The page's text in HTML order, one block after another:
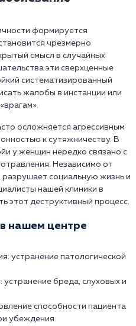
формируется
чрезмерно
смысл в случайных
эти сверхценные
систематизированный
жалобы в инстанции или
осложняется агрессивным
к сутяжничеству. В
у женщин нередко связано с
Независимо от
социальную жизнь и
нашей клиники в
этот деструктивный процесс.
нашем центре
устранение патологической
устранение бреда, слуховых и
способности пациента
убеждения.